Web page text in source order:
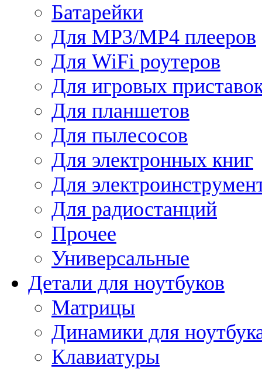
Батарейки
Для MP3/MP4 плееров
Для WiFi роутеров
Для игровых
Для планшетов
Для пылесосов
Для электронных книг
Для
Для радиостанций
Прочее
Универсальные
Детали для ноутбуков
Матрицы
Динамики для
Клавиатуры